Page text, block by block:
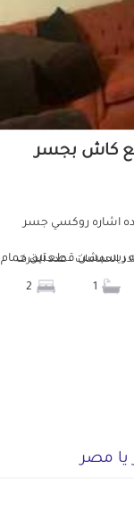
115م للبيع كاش بجسر
اشاره روكسي جسر
115 متر 2 غرفه ريسبشن قطعتين حمام
الحمامات عدد الغرف
يا مصر